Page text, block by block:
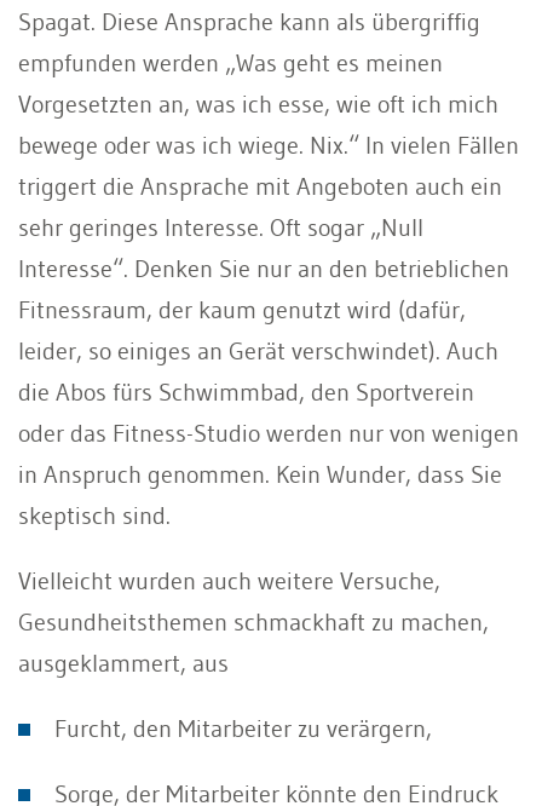
Spagat. Diese Ansprache kann als übergriffig
empfunden werden „Was geht es meinen
Vorgesetzten an, was ich esse, wie oft ich mich
bewege oder was ich wiege. Nix.“ In vielen Fällen
triggert die Ansprache mit Angeboten auch ein
sehr geringes Interesse. Oft sogar „Null
Interesse“. Denken Sie nur an den betrieblichen
Fitnessraum, der kaum genutzt wird (dafür,
leider, so einiges an Gerät verschwindet). Auch
die Abos fürs Schwimmbad, den Sportverein
oder das Fitness-Studio werden nur von wenigen
in Anspruch genommen. Kein Wunder, dass Sie
skeptisch sind.
Vielleicht wurden auch weitere Versuche,
Gesundheitsthemen schmackhaft zu machen,
ausgeklammert, aus
Furcht, den Mitarbeiter zu verärgern,
Sorge, der Mitarbeiter könnte den Eindruck